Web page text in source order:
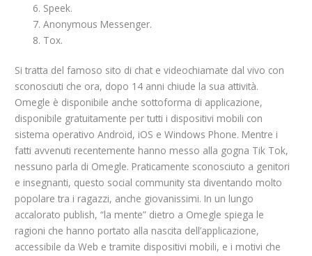
Speek.
Anonymous Messenger.
Tox.
Si tratta del famoso sito di chat e videochiamate dal vivo con
sconosciuti che ora, dopo 14 anni chiude la sua attività.
Omegle è disponibile anche sottoforma di applicazione,
disponibile gratuitamente per tutti i dispositivi mobili con
sistema operativo Android, iOS e Windows Phone. Mentre i
fatti avvenuti recentemente hanno messo alla gogna Tik Tok,
nessuno parla di Omegle. Praticamente sconosciuto a genitori
e insegnanti, questo social community sta diventando molto
popolare tra i ragazzi, anche giovanissimi. In un lungo
accalorato publish, “la mente” dietro a Omegle spiega le
ragioni che hanno portato alla nascita dell’applicazione,
accessibile da Web e tramite dispositivi mobili, e i motivi che